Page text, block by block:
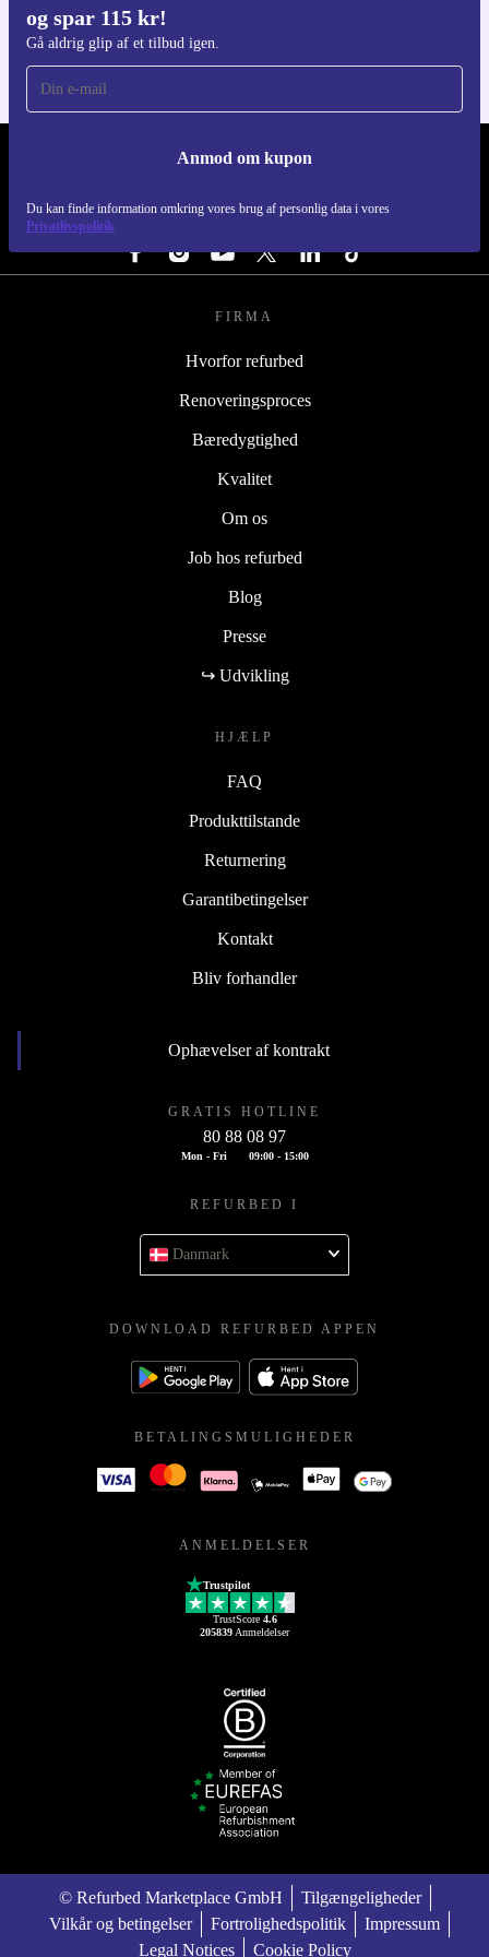
og spar 115 kr!
Gå aldrig glip af et tilbud igen.
Anmod om kupon
Du kan finde information omkring vores brug af personlig data i vores
Privatlivspolitik
REFURBED DANMARK - RETHINK NEW.
FØLG OS
FIRMA
Hvorfor refurbed
Renoveringsproces
Bæredygtighed
Kvalitet
Om os
Job hos refurbed
Blog
Presse
↪ Udvikling
HJÆLP
FAQ
Produkttilstande
Returnering
Garantibetingelser
Kontakt
Bliv forhandler
Ophævelser af kontrakt
GRATIS HOTLINE
80 88 08 97
Mon - Fri 09:00 - 15:00
REFURBED I
Danmark
DOWNLOAD REFURBED APPEN
BETALINGSMULIGHEDER
ANMELDELSER
Trustpilot
TrustScore 4.6
205839 Anmeldelser
© Refurbed Marketplace GmbH
Tilgængeligheder
Vilkår og betingelser
Fortrolighedspolitik
Impressum
Legal Notices
Cookie Policy